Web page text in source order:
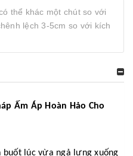
thể khác một chút so với
lệch 3-5cm so với kích
Ấm Áp Hoàn Hảo Cho
lúc vừa ngả lưng xuống